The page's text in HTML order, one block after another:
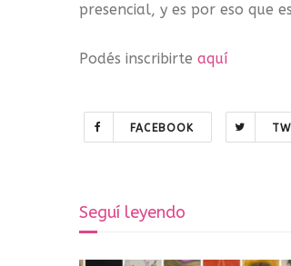
presencial, y es por eso que
Podés inscribirte aquí
FACEBOOK
Seguí leyendo